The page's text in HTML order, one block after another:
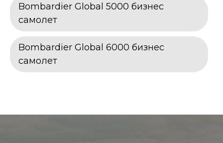
Bombardier Global 5000 бизнес
самолет
Bombardier Global 6000 бизнес
самолет